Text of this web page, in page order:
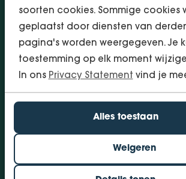
soorten cookies. Sommige cookies
geplaatst door diensten van
pagina's worden weergegeven. Je
toestemming op elk moment
In ons Privacy Statement vind je
Alles toestaan
Weigeren
Diensten
Accountancy & Administratie
Audit & Assurance
Arbo & Verzuim
Bedrijfsadvies
InSight - Inhouse Business Control